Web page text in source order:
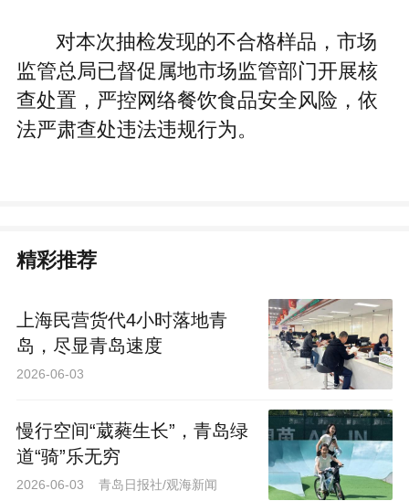
对本次抽检发现的不合格样品，市场
监管总局已督促属地市场监管部门开展核
查处置，严控网络餐饮食品安全风险，依
法严肃查处违法违规行为。
精彩推荐
上海民营货代4小时落地青
岛，尽显青岛速度
2026-06-03
慢行空间“葳蕤生长”，青岛绿
道“骑”乐无穷
2026-06-03 青岛日报社/观海新闻